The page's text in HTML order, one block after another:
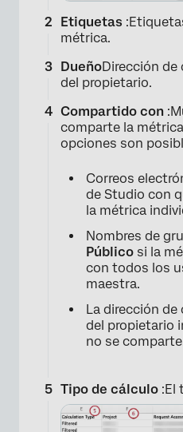
Etiquetas
métrica.
DueñoDirección de
del propietario.
Compartido con
comparte la
opciones son
Correos
de Studio con
la métrica
Nombres de
Público si la
con todos los
maestra.
La dirección
del propietario
no se
Tipo de cálculo :El